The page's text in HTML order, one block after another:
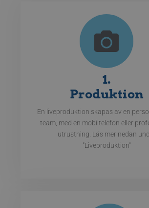
1.
Produktion
En liveproduktion skapas av en
team, med en mobiltelefon eller
utrustning. Läs mer nedan
"Liveproduktion"